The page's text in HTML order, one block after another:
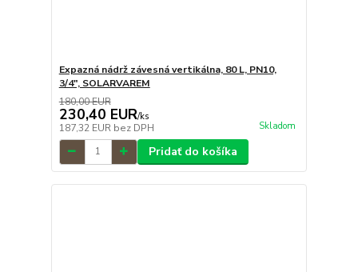
Expazná nádrž závesná vertikálna, 80 L, PN10,
3/4", SOLARVAREM
180,00 EUR
230,40 EUR/ks
187,32 EUR bez DPH Skladom
Pridať do košíka